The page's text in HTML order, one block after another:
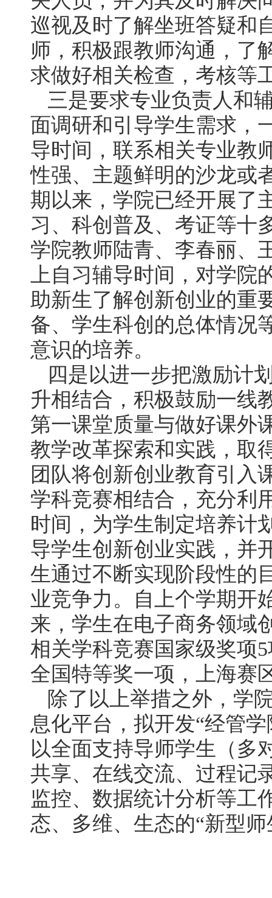
巡视及时了解坐班答疑和
师，积极跟教师沟通，了
求做好相关检查，考核等
三是要求专业负责人和
面调研和引导学生需求，
导时间，联系相关专业教
性强、主题鲜明的沙龙或
期以来，学院已经开展了
习、科创普及、考证等十
学院教师陆青、李春丽、
上自习辅导时间，对学
助新生了解创新创业的重
备、学生科创的总体情况
意识的培养。
四是以进一步把激励计
升相结合，积极鼓励一线
第一课堂质量与做好课外
教学改革探索和实践，取
团队将创新创业教育引入
学科竞赛相结合，充分利
时间，为学生制定培养计
导学生创新创业实践，并
生通过不断实现阶段性的
业竞争力。自上个学期开
来，学生在电子商务领域
相关学科竞赛国家级奖项5
全国特等奖一项，上海赛
除了以上举措之外，学
息化平台，拟开发“经管
以全面支持导师学生（多
共享、在线交流、过程记
监控、数据统计分析等工
态、多维、生态的“新型